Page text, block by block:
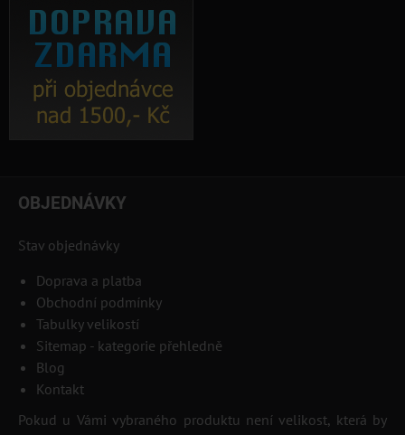
OBJEDNÁVKY
Stav objednávky
Doprava a platba
Obchodní podmínky
Tabulky velikostí
Sitemap - kategorie přehledně
Blog
Kontakt
Pokud u Vámi vybraného produktu není velikost, která by